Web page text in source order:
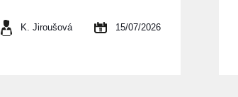
K. Jiroušová 15/07/2026